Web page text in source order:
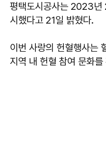
평택도시공사는 2023년
시했다고 21일 밝혔다.
이번 사랑의 헌혈행사는
지역 내 헌혈 참여 문화